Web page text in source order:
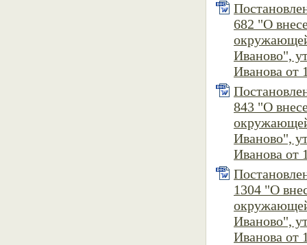
682 "О
Иваново",
Иванова от
843 "О
Иваново",
Иванова от
1304 "О
Иваново",
Иванова от